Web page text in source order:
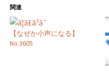
関連
【なぜか小声になる】
No.3605